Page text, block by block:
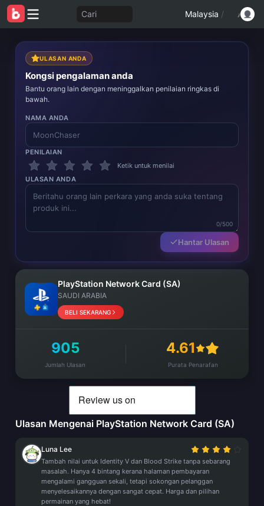
Cari Malaysia /
ULASAN ANDA
Kongsi pengalaman anda
Bantu orang lain dengan meninggalkan penilaian ringkas di
bawah.
NAMA ANDA
PENILAIAN
Ketik untuk menilai
ULASAN ANDA
0/500
Hantar Ulasan
PlayStation Network Card (SA)
SAUDI ARABIA
BELI SEKARANG
905
Jumlah Ulasan
4.61
Purata Penarafan
Ulasan Mengenai PlayStation Network Card (SA)
Luna Lee
Tambah nilai untuk Identity V dan Blood Strike tanpa sebarang
masalah. Hanya 4 bintang kerana halaman pembayaran
mengalami gangguan sekali, tetapi sokongan pelanggan
menyelesaikannya dengan sangat cepat. Harga dan pilihan
permainan yang hebat!